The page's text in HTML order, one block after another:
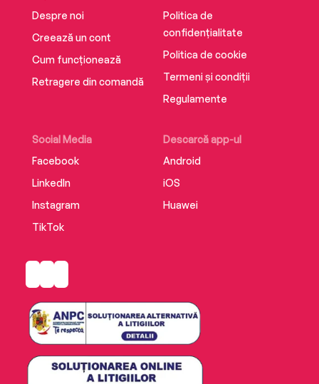
Despre noi
Creează un cont
Cum funcționează
Retragere din comandă
Social Media
Facebook
LinkedIn
Instagram
TikTok
Descarcă app-ul
Android
iOS
Huawei
Politica de
confidențialitate
Politica de cookie
Termeni și condiții
Regulamente